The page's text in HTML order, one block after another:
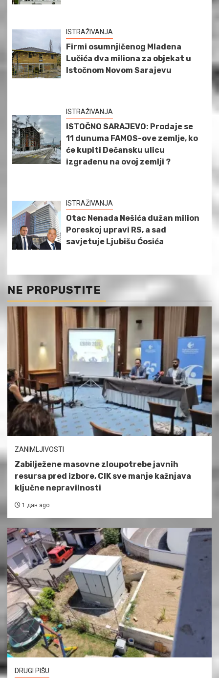
ISTRAŽIVANJA
Firmi osumnjičenog Mladena
Lučića dva miliona za objekat u
Istočnom Novom Sarajevu
ISTRAŽIVANJA
ISTOČNO SARAJEVO: Prodaje se
11 dunuma FAMOS-ove zemlje, ko
će kupiti Dečansku ulicu
izgrađenu na ovoj zemlji ?
ISTRAŽIVANJA
Otac Nenada Nešića dužan milion
Poreskoj upravi RS, a sad
savjetuje Ljubišu Ćosića
NE PROPUSTITE
ZANIMLJIVOSTI
Zabilježene masovne zloupotrebe javnih
resursa pred izbore, CIK sve manje kažnjava
ključne nepravilnosti
1 дан ago
DRUGI PIŠU